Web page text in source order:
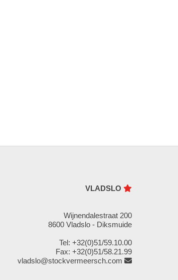
VLADSLO
Wijnendalestraat 200
8600 Vladslo - Diksmuide
Tel: +32(0)51/59.10.00
Fax: +32(0)51/58.21.99
vladslo@stockvermeersch.com